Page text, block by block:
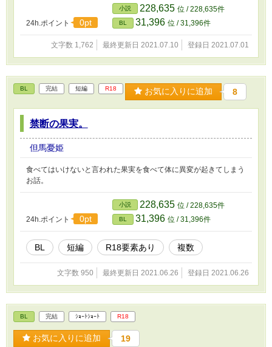
24h.ポイント 0pt
小説 228,635 位 / 228,635件
BL 31,396 位 / 31,396件
文字数 1,762 最終更新日 2021.07.10 登録日 2021.07.01
BL 完結 短編 R18 お気に入りに追加 8
禁断の果実。
但馬憂姫
食べてはいけないと言われた果実を食べて体に異変が起きてしまう
お話。
24h.ポイント 0pt
小説 228,635 位 / 228,635件
BL 31,396 位 / 31,396件
BL 短編 R18要素あり 複数
文字数 950 最終更新日 2021.06.26 登録日 2021.06.26
BL 完結 ｼｮｰﾄｼｮｰﾄ R18
お気に入りに追加 19